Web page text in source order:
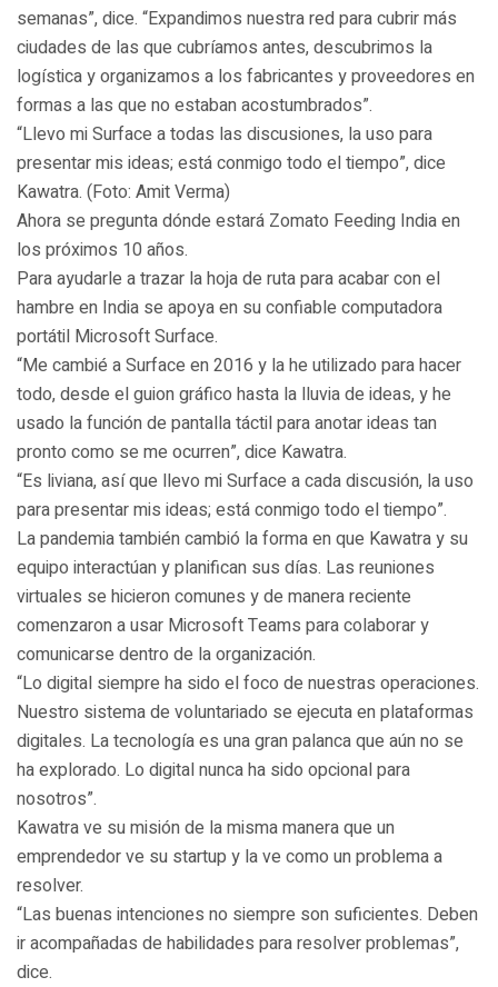
semanas”, dice. “Expandimos nuestra red para cubrir más
ciudades de las que cubríamos antes, descubrimos la
logística y organizamos a los fabricantes y proveedores en
formas a las que no estaban acostumbrados”.
“Llevo mi Surface a todas las discusiones, la uso para
presentar mis ideas; está conmigo todo el tiempo”, dice
Kawatra. (Foto: Amit Verma)
Ahora se pregunta dónde estará Zomato Feeding India en
los próximos 10 años.
Para ayudarle a trazar la hoja de ruta para acabar con el
hambre en India se apoya en su confiable computadora
portátil Microsoft Surface.
“Me cambié a Surface en 2016 y la he utilizado para hacer
todo, desde el guion gráfico hasta la lluvia de ideas, y he
usado la función de pantalla táctil para anotar ideas tan
pronto como se me ocurren”, dice Kawatra.
“Es liviana, así que llevo mi Surface a cada discusión, la uso
para presentar mis ideas; está conmigo todo el tiempo”.
La pandemia también cambió la forma en que Kawatra y su
equipo interactúan y planifican sus días. Las reuniones
virtuales se hicieron comunes y de manera reciente
comenzaron a usar Microsoft Teams para colaborar y
comunicarse dentro de la organización.
“Lo digital siempre ha sido el foco de nuestras operaciones.
Nuestro sistema de voluntariado se ejecuta en plataformas
digitales. La tecnología es una gran palanca que aún no se
ha explorado. Lo digital nunca ha sido opcional para
nosotros”.
Kawatra ve su misión de la misma manera que un
emprendedor ve su startup y la ve como un problema a
resolver.
“Las buenas intenciones no siempre son suficientes. Deben
ir acompañadas de habilidades para resolver problemas”,
dice.